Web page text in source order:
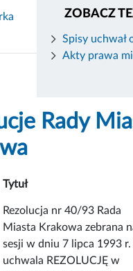
ZOBACZ
Spisy uchwał
Akty prawa
Rady
Tytuł
Rezolucja nr 40/93 Rada
Miasta Krakowa zebrana
sesji w dniu 7 lipca 1993 r.
uchwala REZOLUCJĘ w